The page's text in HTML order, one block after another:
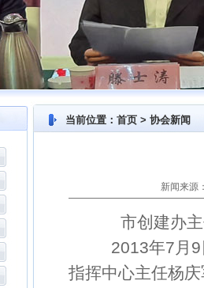
当前位置：首页 > 协会新闻
新闻来
市创建办主任
2013年7月9日
指挥中心主任杨